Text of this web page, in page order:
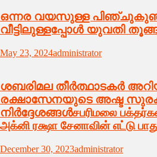
ഒന്നര വയസുള്ള
വീട്ടിലുള്ളപ്പോൾ യുവതി
May 23, 2024administrator
ശബരിമല തീർത്ഥാടകർ
രക്ഷാസേനയുടെ അഷ്ട
നിർദ്ദേശങ്ങൾசபரிமலை
அக்னி ரக்ஷா சேனாவின் எட்டு
December 30, 2023administrator